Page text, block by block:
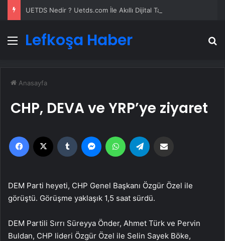
Menü
Lefkoşa Haber
Anasayfa
CHP, DEVA ve YRP’ye ziyaret
Facebook Tumblr MessengerWhatsApp
DEM Parti heyeti, CHP Genel Başkanı Özgür Özel ile
görüştü. Görüşme yaklaşık 1,5 saat sürdü.
DEM Partili Sırrı Süreyya Önder, Ahmet Türk ve Pervin
Buldan, CHP lideri Özgür Özel ile Selin Sayek Böke,